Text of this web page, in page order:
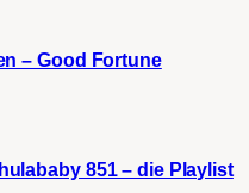
– Good Fortune
851 – die Playlist